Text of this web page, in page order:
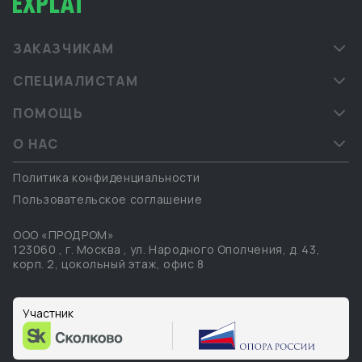
ЗАКАЗЧИКАМ
СПЕЦИАЛИСТАМ
ПОМОЩЬ
О НАС
Политика конфиденциальности
Пользовательское соглашение
ООО «ПРОДРОМ»
123060 , г. Москва , ул. Народного Ополчения, д. 43,
корп. 2, цокольный этаж, офис 8
Участник